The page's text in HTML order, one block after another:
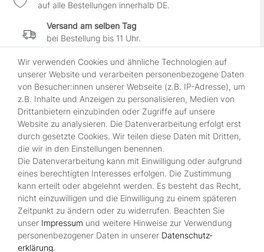
auf alle Bestellungen innerhalb DE.
Versand am selben Tag
bei Bestellung bis 11 Uhr.
30 Tage Widerrufsrecht
wenn es Dir nicht gefällt.
100% sichere Zahlung
durch SSL-gesicherte Kasse.
Shop
Kontakt
Über Uns
Zahlungsmöglichkeiten
Rechtliches
Widerrufsrecht
Impressum
Wir verwenden Cookies und ähnliche Technologien auf
unserer Website und verarbeiten personenbezogene Daten
von Besucher:innen unserer Webseite (z.B. IP-Adresse), um
z.B. Inhalte und Anzeigen zu personalisieren, Medien von
Drittanbietern einzubinden oder Zugriffe auf unsere
Website zu analysieren. Die Datenverarbeitung erfolgt erst
durch gesetzte Cookies. Wir teilen diese Daten mit Dritten,
die wir in den Einstellungen benennen.
Die Datenverarbeitung kann mit Einwilligung oder aufgrund
eines berechtigten Interesses erfolgen. Die Zustimmung
kann erteilt oder abgelehnt werden. Es besteht das Recht,
nicht einzuwilligen und die Einwilligung zu einem späteren
Zeitpunkt zu ändern oder zu widerrufen. Beachten Sie
unser Impressum und weitere Hinweise zur Verwendung
personenbezogener Daten in unserer Daten­schutz­
erklärung.